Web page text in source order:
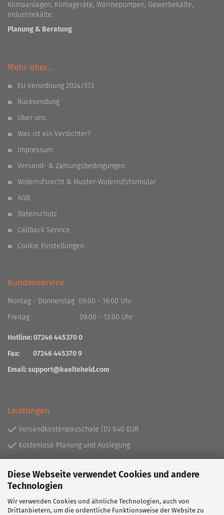
Diese Webseite verwendet Cookies und andere
Technologien
Wir verwenden Cookies und ähnliche Technologien, auch von
Drittanbietern, um die ordentliche Funktionsweise der Website zu
Klimaanlagen, Klimageräte, Wärmepumpen, Gewerbekälte,
Industriekälte.
Planung & Beratung
Mehr über...
EU Verordnung 2024/573
Rücksendung
Über uns
Was ist ein Verdichter?
Impressum
Versand- & Zahlungsbedingungen
Widerrufsrecht & Muster-Widerrufsformular
AGB
Datenschutz
Callback Service
Cookie Einstellungen
Kundenservice
Montag - Donnerstag 09:00 - 16:00 Uhr
Freitag 09:00 - 13:00 Uhr
Hotline: 07246 445370 0
Fax: 07246 445370 9
Email:support@kaelteheld.com
Leistungen
Versandkostenpauschale (D) 9.40 EUR
Kostenlose Planung und Auslegung
Handwerksbetrieb
Lieferprogramm mit über 130.000 Artikeln!
Partner